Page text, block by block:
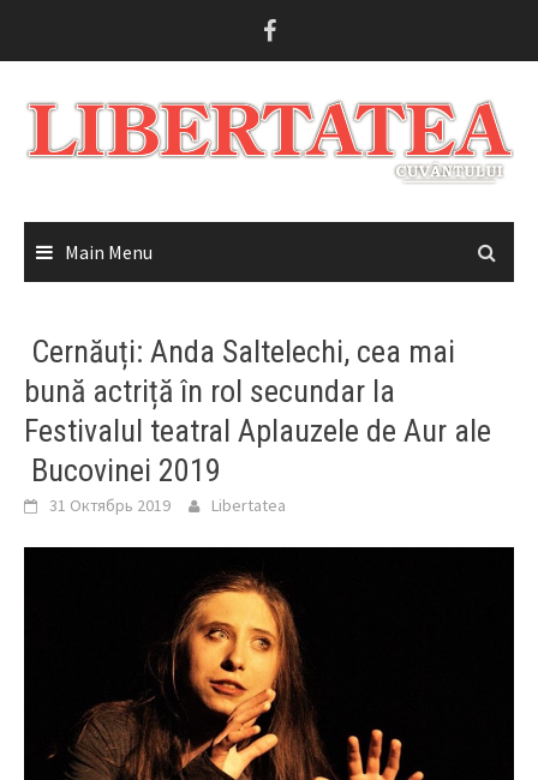
Main Menu
Cernăuți: Anda Saltelechi, cea mai
bună actriță în rol secundar la
Festivalul teatral Aplauzele de Aur ale
Bucovinei 2019
31 Октябрь 2019 Libertatea